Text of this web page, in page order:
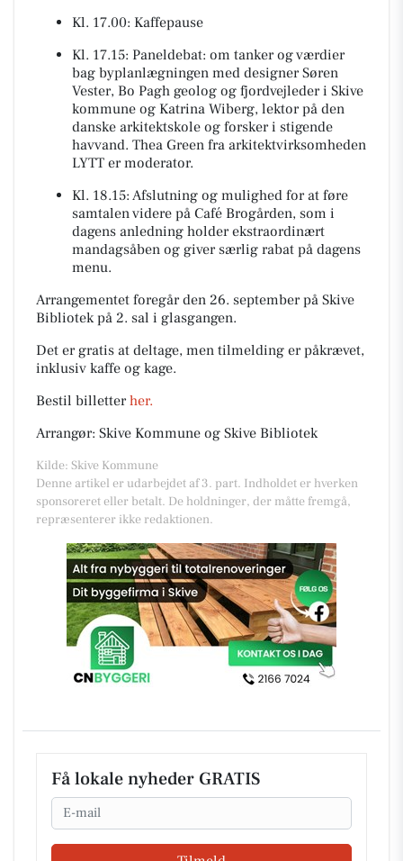
Kl. 17.00: Kaffepause
Kl. 17.15: Paneldebat: om tanker og værdier
bag byplanlægningen med designer Søren
Vester, Bo Pagh geolog og fjordvejleder i Skive
kommune og Katrina Wiberg, lektor på den
danske arkitektskole og forsker i stigende
havvand. Thea Green fra arkitektvirksomheden
LYTT er moderator.
Kl. 18.15: Afslutning og mulighed for at føre
samtalen videre på Café Brogården, som i
dagens anledning holder ekstraordinært
mandagsåben og giver særlig rabat på dagens
menu.
Arrangementet foregår den 26. september på Skive
Bibliotek på 2. sal i glasgangen.
Det er gratis at deltage, men tilmelding er påkrævet,
inklusiv kaffe og kage.
Bestil billetterher.
Arrangør: Skive Kommune og Skive Bibliotek
Kilde: Skive Kommune
Denne artikel er udarbejdet af 3. part. Indholdet er hverken
sponsoreret eller betalt. De holdninger, der måtte fremgå,
repræsenterer ikke redaktionen.
Få lokale nyheder GRATIS
Email